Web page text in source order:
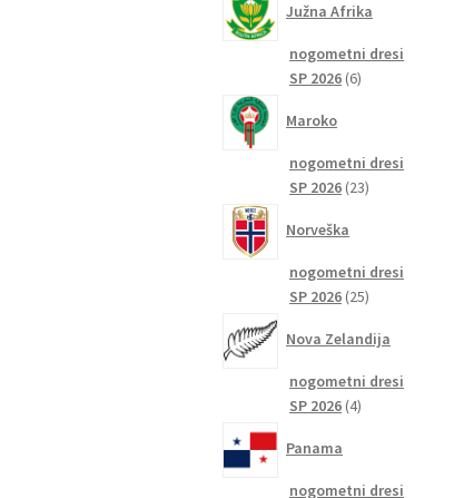
Južna Afrika
nogometni dresi
SP 2026 66
Maroko
nogometni dresi
SP 2026 2323
Norveška
nogometni dresi
SP 2026 2525
Nova Zelandija
nogometni dresi
SP 2026 44
Panama
nogometni dresi